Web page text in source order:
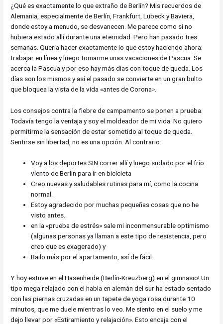
¿Qué es exactamente lo que extraño de Berlín? Mis recuerdos de
Alemania, especialmente de Berlín, Frankfurt, Lübeck y Baviera,
donde estoy a menudo, se desvanecen. Me parece como si no
hubiera estado allí durante una eternidad. Pero han pasado tres
semanas. Quería hacer exactamente lo que estoy haciendo ahora:
trabajar en línea y luego tomarme unas vacaciones de Pascua. Se
acerca la Pascua y por eso hay más días con toque de queda. Los
días son los mismos y así el pasado se convierte en un gran bulto
que bloquea la vista de la vida «antes de Corona».
Los consejos contra la fiebre de campamento se ponen a prueba.
Todavía tengo la ventaja y soy el moldeador de mi vida. No quiero
permitirme la sensación de estar sometido al toque de queda.
Sentirse sin libertad, no es una opción. Al contrario:
Voy a los deportes SIN correr allí y luego sudado por el frío
viento de Berlín para ir en bicicleta
Creo nuevas y saludables rutinas para mí, como la cocina
normal.
Estoy agradecido por muchas pequeñas cosas que no he
visto antes.
en la «prueba de estrés» sale mi inconmensurable optimismo
(algunas personas ya llaman a este tipo de resistencia, pero
creo que es exagerado) y
Bailo más por el apartamento, así de fácil.
Y hoy estuve en el Hasenheide (Berlín-Kreuzberg) en el gimnasio! Un
tipo mega relajado con el habla en alemán del sur ha estado sentado
con las piernas cruzadas en un tapete de yoga rosa durante 10
minutos, que me duele mientras lo veo. Me siento en el suelo y me
dejo llevar por «Estiramiento y relajación». Esto encaja con el